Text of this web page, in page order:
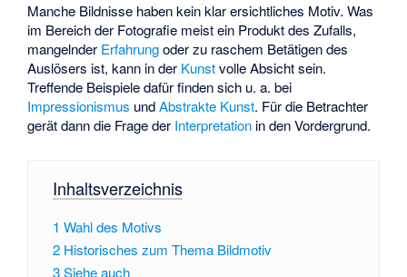
Manche Bildnisse haben kein klar ersichtliches Motiv. Was
im Bereich der Fotografie meist ein Produkt des Zufalls,
mangelnder Erfahrungoder zu raschem Betätigen des
Auslösers ist, kann in der Kunstvolle Absicht sein.
Treffende Beispiele dafür finden sich u. a. bei
Impressionismus undAbstrakte Kunst. Für die Betrachter
gerät dann die Frage der Interpretation in den Vordergrund.
Inhaltsverzeichnis
1 Wahl des Motivs
2 Historisches zum Thema Bildmotiv
3Siehe auch